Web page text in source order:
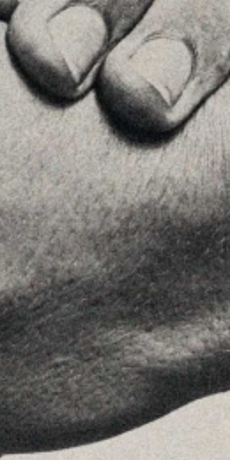
+34934677414
Ver en Google Maps
Príncipe de Vergara, 108 , 5ª planta
28002 , Madrid
+34 915759925
Ver en Google Maps
MENU
Home
La Firma
Equipo
Asesoramiento
Insights
Contactar
SÍGUENOS
Linkedin
Instagram
Youtube
Allyon — Barcelona, Spain
Copyrights © 2026 AVISO LEGAL
POLÍTICA DE COOKIES